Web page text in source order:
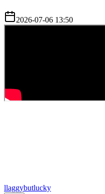
2026-07-06 13:50
llaggybutlucky